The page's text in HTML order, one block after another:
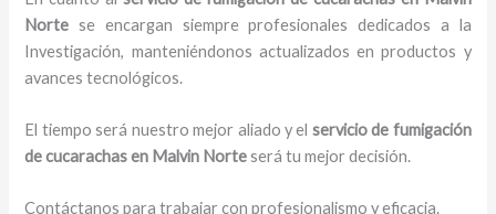
Nortese encargan siempre profesionales dedicados a la
Investigación, manteniéndonos actualizados en productos y
avances tecnológicos.
El tiempo será nuestro mejor aliado y el servicio de fumigación
de cucarachasen Malvin Norteserá tu mejor decisión.
Contáctanos para trabajar con profesionalismo y eficacia.